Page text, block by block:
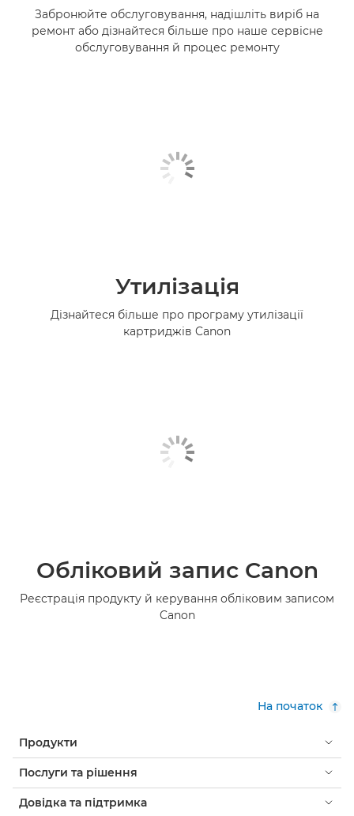
Забронюйте обслуговування, надішліть виріб на
ремонт або дізнайтеся більше про наше сервісне
обслуговування й процес ремонту
Утилізація
Дізнайтеся більше про програму утилізації
картриджів Canon
Обліковий запис Canon
Реєстрація продукту й керування обліковим записом
Canon
На початок
Продукти
Послуги та рішення
Довідка та підтримка